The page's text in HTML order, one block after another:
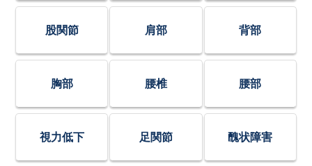
股関節 肩部 背部
胸部 腰椎 腰部
視力低下 足関節 醜状障害